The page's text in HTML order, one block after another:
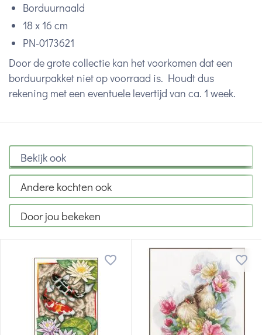
Borduurnaald
18 x 16 cm
PN-0173621
Door de grote collectie kan het voorkomen dat een
borduurpakket niet op voorraad is. Houdt dus
rekening met een eventuele levertijd van ca. 1 week.
Bekijk ook
Andere kochten ook
Door jou bekeken